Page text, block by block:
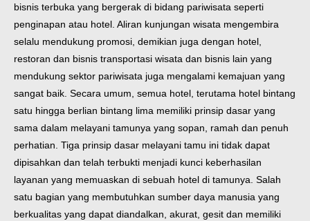
bisnis terbuka yang bergerak di bidang pariwisata seperti
penginapan atau hotel. Aliran kunjungan wisata mengembira
selalu mendukung promosi, demikian juga dengan hotel,
restoran dan bisnis transportasi wisata dan bisnis lain yang
mendukung sektor pariwisata juga mengalami kemajuan yang
sangat baik. Secara umum, semua hotel, terutama hotel bintang
satu hingga berlian bintang lima memiliki prinsip dasar yang
sama dalam melayani tamunya yang sopan, ramah dan penuh
perhatian. Tiga prinsip dasar melayani tamu ini tidak dapat
dipisahkan dan telah terbukti menjadi kunci keberhasilan
layanan yang memuaskan di sebuah hotel di tamunya. Salah
satu bagian yang membutuhkan sumber daya manusia yang
berkualitas yang dapat diandalkan, akurat, gesit dan memiliki